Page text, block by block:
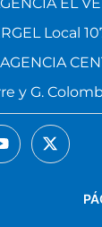
Local
AGENCIA
y G.